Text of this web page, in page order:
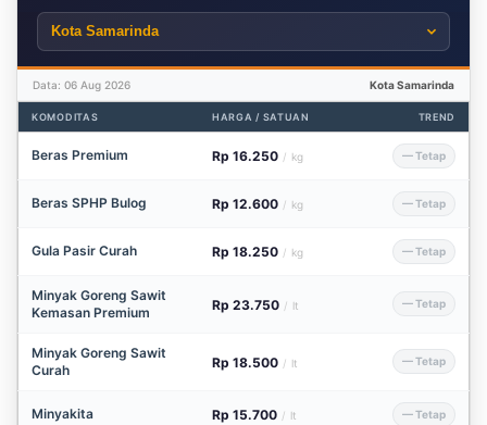
Data: 06 Aug 2026 Kota Samarinda
KOMODITAS HARGA / SATUAN TREND
Beras Premium Rp 16.250 / kg — Tetap
Beras SPHP Bulog Rp 12.600 / kg — Tetap
Gula Pasir Curah Rp 18.250 / kg — Tetap
Minyak Goreng Sawit
Kemasan Premium
Rp 23.750 / lt — Tetap
Minyak Goreng Sawit
Curah
Rp 18.500 / lt — Tetap
Minyakita Rp 15.700 / lt — Tetap